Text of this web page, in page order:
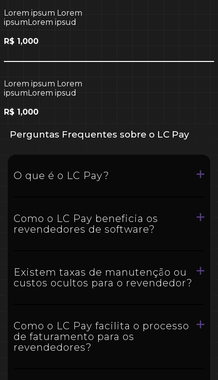
Lorem ipsum Lorem
ipsumLorem ipsud
R$ 1,000
Lorem ipsum Lorem
ipsumLorem ipsud
R$ 1,000
Perguntas Frequentes sobre o LC Pay
O que é o LC Pay?
Como o LC Pay beneficia os
revendedores de software?
Existem taxas de manutenção ou
custos ocultos para o revendedor?
Como o LC Pay facilita o processo
de faturamento para os
revendedores?